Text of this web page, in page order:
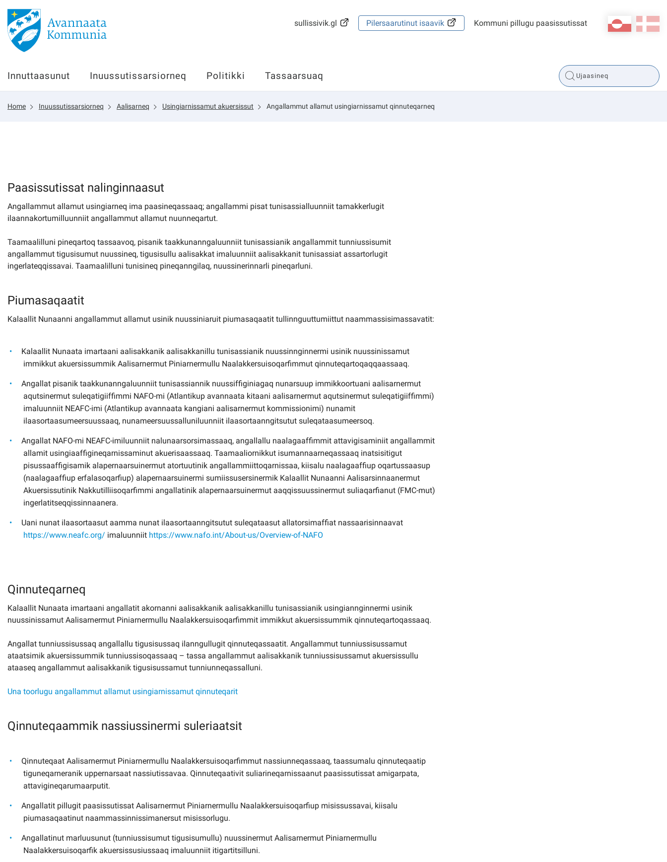
Innuttaasunut
Inuussutissarsiorneq
Politikki
sullissivik.gl
Pilersaarutinut isaavik
da
kl-GL
sullissivik.gl Pilersaarutinut isaavik Kommuni pillugu paasissutissat
Innuttaasunut Inuussutissarsiorneq Politikki Tassaarsuaq
Home Inuussutissarsiorneq Aalisarneq Usingiarnissamut akuersissut Angallammut allamut usingiarnissamut qinnuteqarneq
Paasissutissat nalinginnaasut
Angallammut allamut usingiarneq ima paasineqassaaq; angallammi pisat tunisassialluunniit tamakkerlugit
ilaannakortumilluunniit angallammut allamut nuunneqartut.
Taamaalilluni pineqartoq tassaavoq, pisanik taakkunanngaluunniit tunisassianik angallammit tunniussisumit
angallammut tigusisumut nuussineq, tigusisullu aalisakkat imaluunniit aalisakkanit tunisassiat assartorlugit
ingerlateqqissavai. Taamaalilluni tunisineq pineqanngilaq, nuussinerinnarli pineqarluni.
Piumasaqaatit
Kalaallit Nunaanni angallammut allamut usinik nuussiniaruit piumasaqaatit tullinnguuttumiittut naammassisimassavatit:
Kalaallit Nunaata imartaani aalisakkanik aalisakkanillu tunisassianik nuussinnginnermi usinik nuussinissamut
immikkut akuersissummik Aalisarnermut Piniarnermullu Naalakkersuisoqarfimmut qinnuteqartoqaqqaassaaq.
Angallat pisanik taakkunanngaluunniit tunisassiannik nuussiffiginiagaq nunarsuup immikkoortuani aalisarnermut
aqutsinermut suleqatigiiffimmi NAFO-mi (Atlantikup avannaata kitaani aalisarnermut aqutsinermut suleqatigiiffimmi)
imaluunniit NEAFC-imi (Atlantikup avannaata kangiani aalisarnermut kommissionimi) nunamit
ilaasortaasumeersuussaaq, nunameersuussalluniluunniit ilaasortaanngitsutut suleqataasumeersoq.
Angallat NAFO-mi NEAFC-imiluunniit nalunaarsorsimassaaq, angallallu naalagaaffimmit attavigisaminiit angallammit
allamit usingiaaffigineqarnissaminut akuerisaassaaq. Taamaaliornikkut isumannaarneqassaaq inatsisitigut
pisussaaffigisamik alapernaarsuinermut atortuutinik angallammiittoqarnissaa, kiisalu naalagaaffiup oqartussaasup
(naalagaaffiup erfalasoqarfiup) alapernaarsuinermi sumiissusersinermik Kalaallit Nunaanni Aalisarsinnaanermut
Akuersissutinik Nakkutilliisoqarfimmi angallatinik alapernaarsuinermut aaqqissuussinermut suliaqarfianut (FMC-mut)
ingerlatitseqqissinnaanera.
Uani nunat ilaasortaasut aamma nunat ilaasortaanngitsutut suleqataasut allatorsimaffiat nassaarisinnaavat
https://www.neafc.org/ imaluunniit https://www.nafo.int/About-us/Overview-of-NAFO
Qinnuteqarneq
Kalaallit Nunaata imartaani angallatit akornanni aalisakkanik aalisakkanillu tunisassianik usingiannginnermi usinik
nuussinissamut Aalisarnermut Piniarnermullu Naalakkersuisoqarfimmit immikkut akuersissummik qinnuteqartoqassaaq.
Angallat tunniussisussaq angallallu tigusisussaq ilanngullugit qinnuteqassaatit. Angallammut tunniussisussamut
ataatsimik akuersissummik tunniussisoqassaaq – tassa angallammut aalisakkanik tunniussisussamut akuersissullu
ataaseq angallammut aalisakkanik tigusisussamut tunniunneqassalluni.
Una toorlugu angallammut allamut usingiarnissamut qinnuteqarit
Qinnuteqaammik nassiussinermi suleriaatsit
Qinnuteqaat Aalisarnermut Piniarnermullu Naalakkersuisoqarfimmut nassiunneqassaaq, taassumalu qinnuteqaatip
tiguneqarneranik uppernarsaat nassiutissavaa. Qinnuteqaativit suliarineqarnissaanut paasissutissat amigarpata,
attavigineqarumaarputit.
Angallatit pillugit paasissutissat Aalisarnermut Piniarnermullu Naalakkersuisoqarfiup misissussavai, kiisalu
piumasaqaatinut naammassinnissimanersut misissorlugu.
Angallatinut marluusunut (tunniussisumut tigusisumullu) nuussinermut Aalisarnermut Piniarnermullu
Naalakkersuisoqarfik akuersissusiussaaq imaluunniit itigartitsilluni.